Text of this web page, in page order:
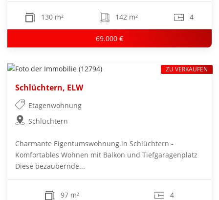
130 m² 142 m² 4
69.000 €
Schlüchtern, ELW
Etagenwohnung
Schlüchtern
Charmante Eigentumswohnung in Schlüchtern -
Komfortables Wohnen mit Balkon und Tiefgaragenplatz
Diese bezaubernde...
97 m² 4
ZU VERKAUFEN